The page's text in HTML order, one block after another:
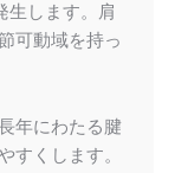
生します。肩
可動域を持っ
年にわたる腱
すくします。